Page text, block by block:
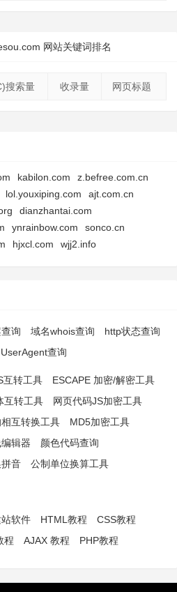
网站关键词排名
搜索量 收录量 网页标题
kabilon.com
z.befree.com.cn
lol.youxiping.com
ajt.com.cn
dianzhantai.com
ynrainbow.com
sonco.cn
hjxcl.com wjj2.info
询 域名whois查询
http状态查询
UserAgent查询
互转工具
ESCAPE 加密/解密工具
互转工具
网页代码JS加密工具
互转换工具
MD5加密工具
辑器
颜色代码查询
音
公制单位换算工具
软件 HTML教程
CSS教程
程
AJAX 教程 PHP教程